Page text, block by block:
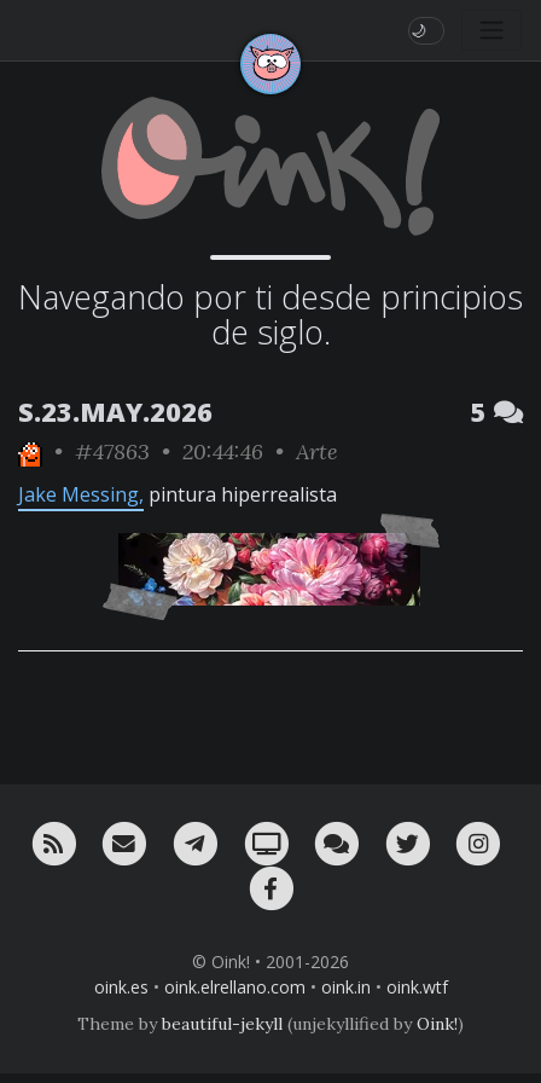
🌙
Navegando por ti desde principios
de siglo.
S.23.MAY.2026 5
• #47863 • 20:44:46 • Arte
Jake Messing, pintura hiperrealista
RSS ¡Mándame un email!¡Nuestro canal en Telegram!
Oink! TV Charla con nosotros
Twitter
© Oink! • 2001-2026
oink.es • oink.elrellano.com • oink.in • oink.wtf
Theme bybeautiful-jekyll (unjekyllified byOink!)